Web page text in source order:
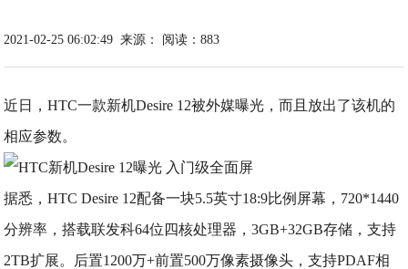
2021-02-25 06:02:49 来源： 阅读：883
近日，HTC一款新机Desire 12被外媒曝光，而且放出了该机的
相应参数。
据悉，HTC Desire 12配备一块5.5英寸18:9比例屏幕，720*1440
分辨率，搭载联发科64位四核处理器，3GB+32GB存储，支持
2TB扩展。后置1200万+前置500万像素摄像头，支持PDAF相